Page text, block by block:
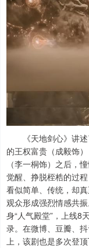
《天地剑心》讲述
的王权富贵（成毅饰
（李一桐饰）之后，
觉醒、挣脱桎梏的过
看似简单、传统，却
观众形成强烈情感共
身“人气殿堂”，上线8
录。在微博、豆瓣、
上，该剧也是多次登